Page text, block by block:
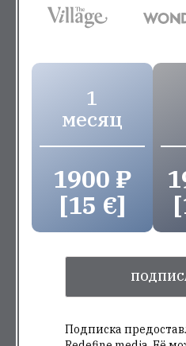
1
месяц
1900 ₽
[15 €]
Подписка